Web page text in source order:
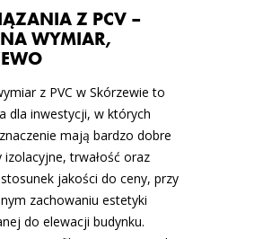
Z PCV –
WYMIAR,
z PVC w Skórzewie to
dla inwestycji, w których
mają bardzo dobre
trwałość oraz
jakości do ceny, przy
zachowaniu estetyki
do elewacji budynku.